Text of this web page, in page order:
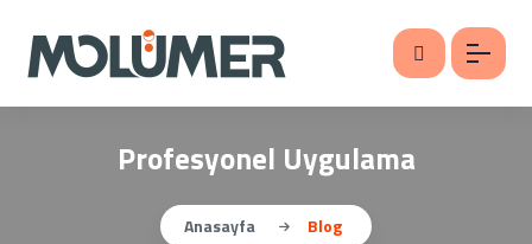
Profesyonel Uygulama
Anasayfa Blog